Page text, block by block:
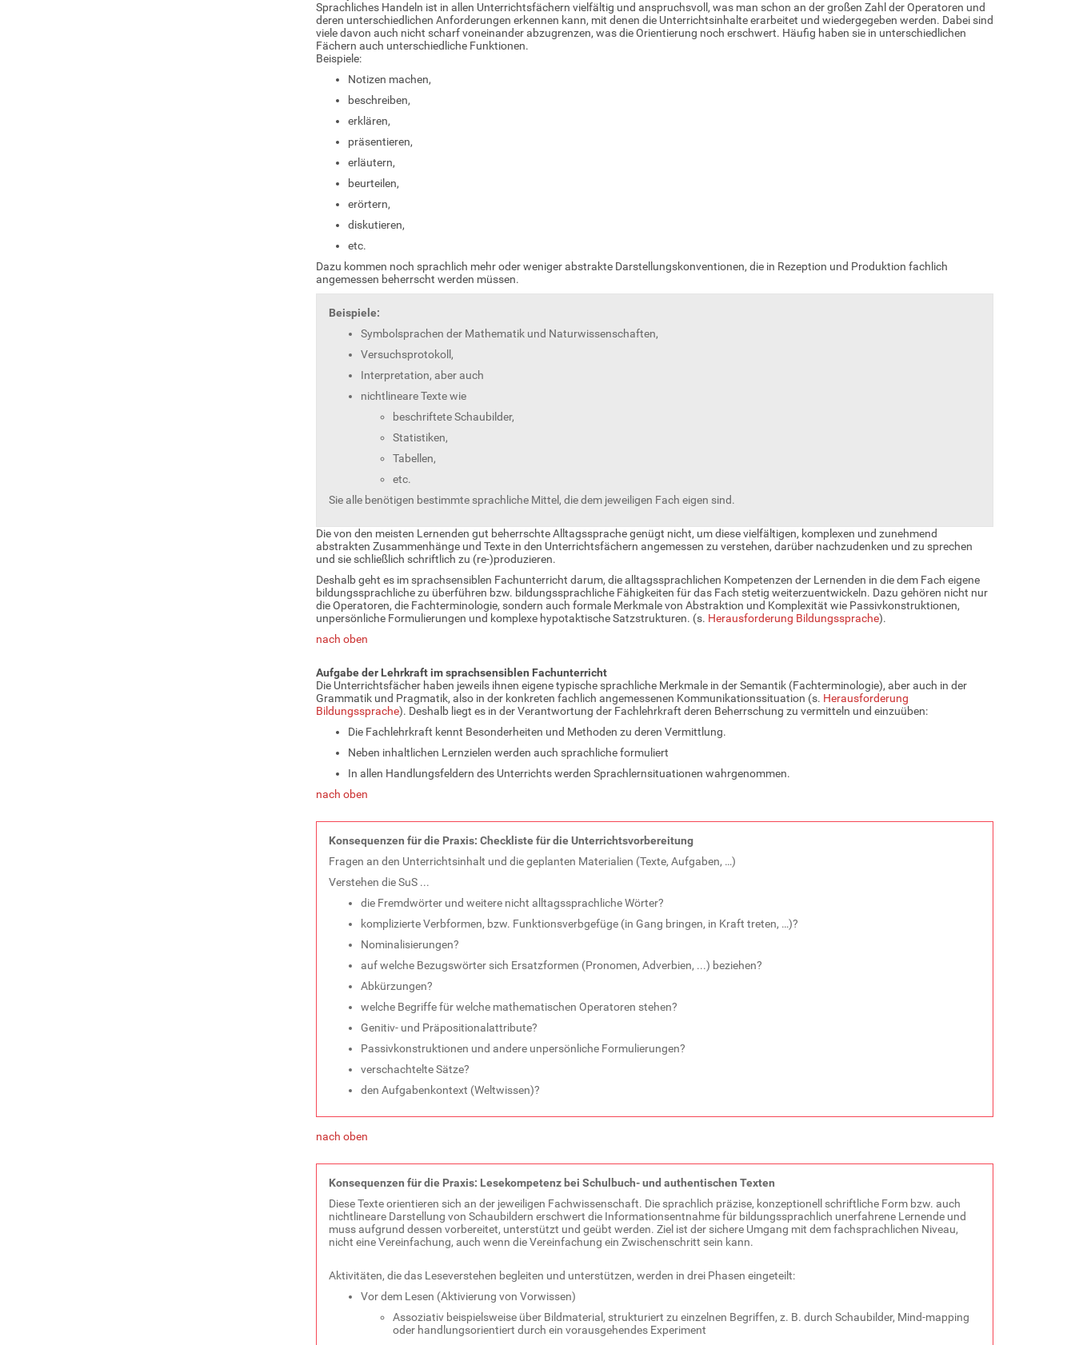
Sprachliches Handeln ist in allen Unterrichtsfächern vielfältig und anspruchsvoll, was man schon an der großen Zahl der Operatoren und
deren unterschiedlichen Anforderungen erkennen kann, mit denen die Unterrichtsinhalte erarbeitet und wiedergegeben werden. Dabei sind
viele davon auch nicht scharf voneinander abzugrenzen, was die Orientierung noch erschwert. Häufig haben sie in unterschiedlichen
Fächern auch unterschiedliche Funktionen.
Beispiele:
Notizen machen,
beschreiben,
erklären,
präsentieren,
erläutern,
beurteilen,
erörtern,
diskutieren,
etc.
Dazu kommen noch sprachlich mehr oder weniger abstrakte Darstellungskonventionen, die in Rezeption und Produktion fachlich
angemessen beherrscht werden müssen.
Beispiele:
Symbolsprachen der Mathematik und Naturwissenschaften,
Versuchsprotokoll,
Interpretation, aber auch
nichtlineare Texte wie
beschriftete Schaubilder,
Statistiken,
Tabellen,
etc.
Sie alle benötigen bestimmte sprachliche Mittel, die dem jeweiligen Fach eigen sind.
Die von den meisten Lernenden gut beherrschte Alltagssprache genügt nicht, um diese vielfältigen, komplexen und zunehmend
abstrakten Zusammenhänge und Texte in den Unterrichtsfächern angemessen zu verstehen, darüber nachzudenken und zu sprechen
und sie schließlich schriftlich zu (re-)produzieren.
Deshalb geht es im sprachsensiblen Fachunterricht darum, die alltagssprachlichen Kompetenzen der Lernenden in die dem Fach eigene
bildungssprachliche zu überführen bzw. bildungssprachliche Fähigkeiten für das Fach stetig weiterzuentwickeln. Dazu gehören nicht nur
die Operatoren, die Fachterminologie, sondern auch formale Merkmale von Abstraktion und Komplexität wie Passivkonstruktionen,
unpersönliche Formulierungen und komplexe hypotaktische Satzstrukturen. (s. Herausforderung Bildungssprache).
nach oben
Aufgabe der Lehrkraft im sprachsensiblen Fachunterricht
Die Unterrichtsfächer haben jeweils ihnen eigene typische sprachliche Merkmale in der Semantik (Fachterminologie), aber auch in der
Grammatik und Pragmatik, also in der konkreten fachlich angemessenen Kommunikationssituation (s. Herausforderung
Bildungssprache). Deshalb liegt es in der Verantwortung der Fachlehrkraft deren Beherrschung zu vermitteln und einzuüben:
Die Fachlehrkraft kennt Besonderheiten und Methoden zu deren Vermittlung.
Neben inhaltlichen Lernzielen werden auch sprachliche formuliert
In allen Handlungsfeldern des Unterrichts werden Sprachlernsituationen wahrgenommen.
nach oben
Konsequenzen für die Praxis: Checkliste für die Unterrichtsvorbereitung
Fragen an den Unterrichtsinhalt und die geplanten Materialien (Texte, Aufgaben, …)
Verstehen die SuS ...
die Fremdwörter und weitere nicht alltagssprachliche Wörter?
komplizierte Verbformen, bzw. Funktionsverbgefüge (in Gang bringen, in Kraft treten, …)?
Nominalisierungen?
auf welche Bezugswörter sich Ersatzformen (Pronomen, Adverbien, ...) beziehen?
Abkürzungen?
welche Begriffe für welche mathematischen Operatoren stehen?
Genitiv- und Präpositionalattribute?
Passivkonstruktionen und andere unpersönliche Formulierungen?
verschachtelte Sätze?
den Aufgabenkontext (Weltwissen)?
nach oben
Konsequenzen für die Praxis: Lesekompetenz bei Schulbuch- und authentischen Texten
Diese Texte orientieren sich an der jeweiligen Fachwissenschaft. Die sprachlich präzise, konzeptionell schriftliche Form bzw. auch
nichtlineare Darstellung von Schaubildern erschwert die Informationsentnahme für bildungssprachlich unerfahrene Lernende und
muss aufgrund dessen vorbereitet, unterstützt und geübt werden. Ziel ist der sichere Umgang mit dem fachsprachlichen Niveau,
nicht eine Vereinfachung, auch wenn die Vereinfachung ein Zwischenschritt sein kann.
Aktivitäten, die das Leseverstehen begleiten und unterstützen, werden in drei Phasen eingeteilt:
Vor dem Lesen (Aktivierung von Vorwissen)
Assoziativ beispielsweise über Bildmaterial, strukturiert zu einzelnen Begriffen, z. B. durch Schaubilder, Mind-mapping
oder handlungsorientiert durch ein vorausgehendes Experiment